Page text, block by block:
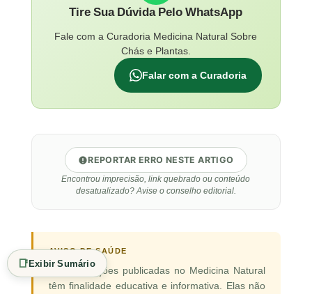
Tire Sua Dúvida Pelo WhatsApp
Fale com a Curadoria Medicina Natural Sobre
Chás e Plantas.
Falar com a Curadoria
REPORTAR ERRO NESTE ARTIGO
Encontrou imprecisão, link quebrado ou conteúdo
desatualizado? Avise o conselho editorial.
AVISO DE SAÚDE
As informações publicadas no Medicina Natural
têm finalidade educativa e informativa. Elas não
📑Exibir Sumário